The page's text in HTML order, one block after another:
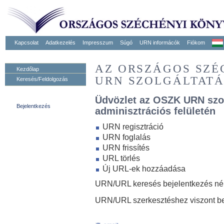
Kapcsolat Adatkezelés Impresszum Súgó URN informácók Fiókom
Kezdőlap
Keresés/Feldolgozás
Bejelentkezés
AZ ORSZÁGOS
URN
Üdvözlet az OSZK URN
adminisztrációs felületén
URN regisztráció
URN foglalás
URN frissítés
URL törlés
Új URL-ek hozzáadása
URN/URL keresés bejelentkezés
URN/URL szerkesztéshez viszont